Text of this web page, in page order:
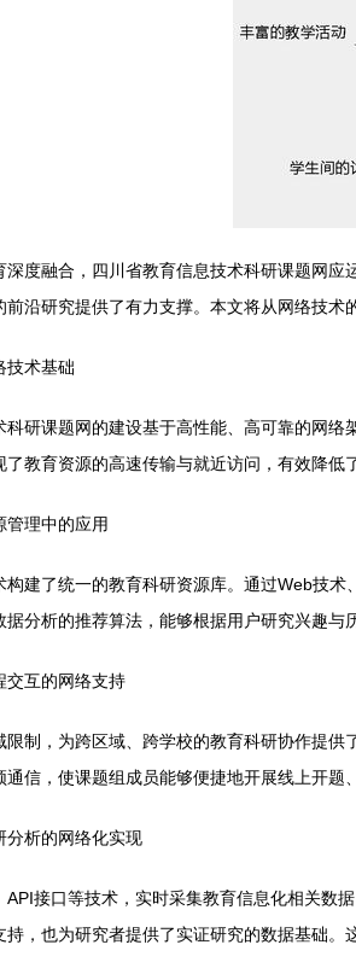
深度融合，四川省教育信息技术科研课题网
沿研究提供了有力支撑。本文将从网络技术
技术基础
科研课题网的建设基于高性能、高可靠的网
教育资源的高速传输与就近访问，有效降
管理中的应用
构建了统一的教育科研资源库。通过Web技
分析的推荐算法，能够根据用户研究兴趣
交互的网络支持
限制，为跨区域、跨学校的教育科研协作提
信，使课题组成员能够便捷地开展线上开题
分析的网络化实现
API接口等技术，实时采集教育信息化相关数
，也为研究者提供了实证研究的数据基础。